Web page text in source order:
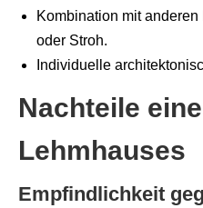
Kombination mit
oder Stroh.
Individuelle
Nachteile
Lehmhauses
Empfindlichkeit